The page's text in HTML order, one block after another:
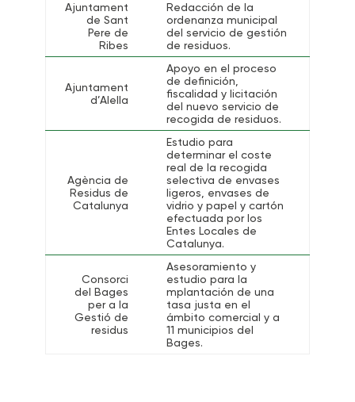
Ajuntament
de Sant
Pere de
Ribes
Redacción de la
ordenanza municipal
del servicio de gestión
de residuos.
Ajuntament
d’Alella
Apoyo en el proceso
de definición,
fiscalidad y licitación
del nuevo servicio de
recogida de residuos.
Agència de
Residus de
Catalunya
Estudio para
determinar el coste
real de la recogida
selectiva de envases
ligeros, envases de
vidrio y papel y cartón
efectuada por los
Entes Locales de
Catalunya.
Consorci
del Bages
per a la
Gestió de
residus
Asesoramiento y
estudio para la
mplantación de una
tasa justa en el
ámbito comercial y a
11 municipios del
Bages.